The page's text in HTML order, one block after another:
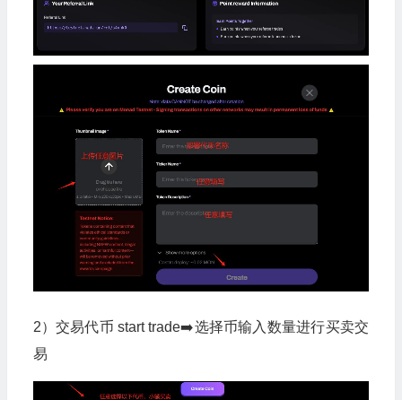
2）交易代币 start trade➡️选择币输入数量进行买卖交
易